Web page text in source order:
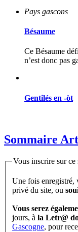
Pays gascons
Bésaume
Ce Bésaume
n’est donc pas
Gentilés en -òt
Sommaire
Vous inscrire sur ce
Une fois enregistré,
privé du site, ou
Vous serez
jours, à la Letr@
Gascogne, pour